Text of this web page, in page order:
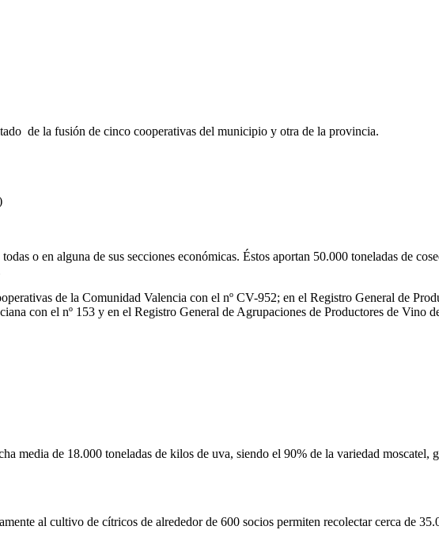
de la fusión de cinco cooperativas del municipio y otra de la provincia.
o en alguna de sus secciones económicas. Éstos aportan 50.000 toneladas de
de la Comunidad Valencia con el nº CV-952; en el Registro General de
con el nº 153 y en el Registro General de Agrupaciones de Productores de Vino
media de 18.000 toneladas de kilos de uva, siendo el 90% de la variedad moscatel,
al cultivo de cítricos de alrededor de 600 socios permiten recolectar cerca de